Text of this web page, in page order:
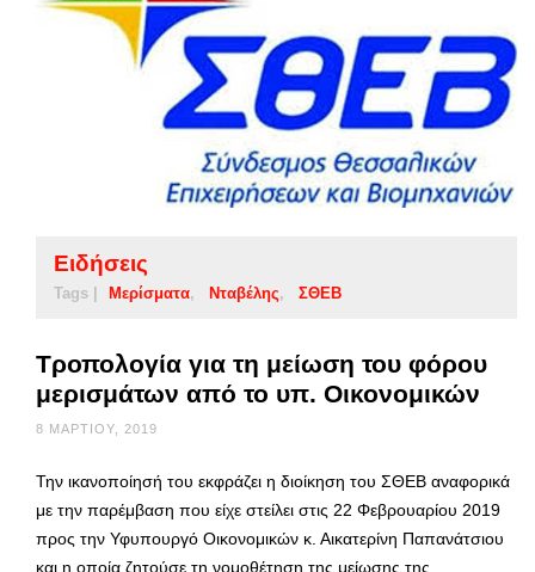
Ειδήσεις
Tags | Μερίσματα Νταβέλης ΣΘΕΒ
Τροπολογία για τη μείωση του φόρου
μερισμάτων από το υπ. Οικονομικών
8 ΜΑΡΤΊΟΥ, 2019
Την ικανοποίησή του εκφράζει η διοίκηση του ΣΘΕΒ αναφορικά
με την παρέμβαση που είχε στείλει στις 22 Φεβρουαρίου 2019
προς την Υφυπουργό Οικονομικών κ. Αικατερίνη Παπανάτσιου
και η οποία ζητούσε τη νομοθέτηση της μείωσης της